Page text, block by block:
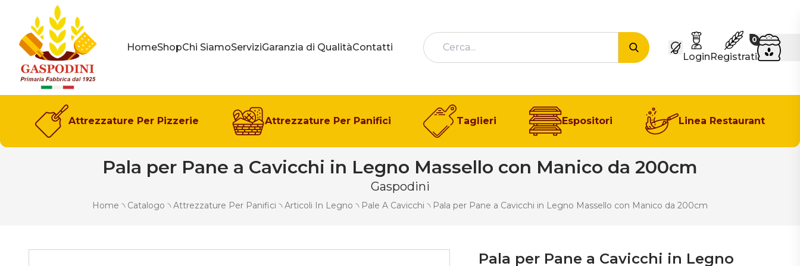
HomeShopChi SiamoServiziGaranzia di QualitàContatti
Cerca LoginRegistrati
0
Attrezzature Per Pizzerie Attrezzature Per Panifici Taglieri Espositori Linea Restaurant
Pala per Pane a Cavicchi in Legno Massello con Manico da 200cm
Gaspodini
Home ৲ Catalogo ৲ Attrezzature Per Panifici ৲ Articoli In Legno ৲ Pale A Cavicchi ৲ Pala per Pane a Cavicchi in Legno Massello con Manico da 200cm
Pala per Pane a Cavicchi in Legno